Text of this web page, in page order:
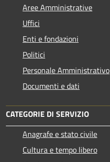
Aree Amministrative
Uffici
Enti e fondazioni
Politici
Personale Amministrativo
Documenti e dati
CATEGORIE DI SERVIZIO
Anagrafe e stato civile
Cultura e tempo libero